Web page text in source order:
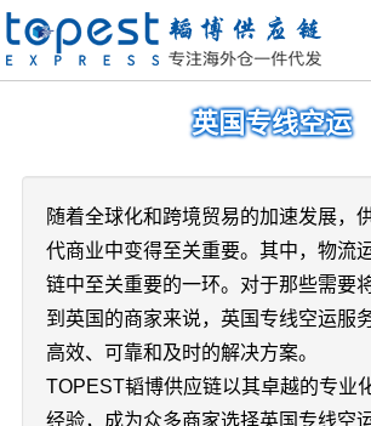
英国专线空运
随着全球化和跨境贸易的加速发展，
代商业中变得至关重要。其中，物流
链中至关重要的一环。对于那些需要
到英国的商家来说，英国专线空运服
高效、可靠和及时的解决方案。
TOPEST韬博供应链以其卓越的专业
经验，成为众多商家选择英国专线空